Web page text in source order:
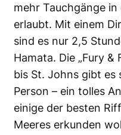
mehr Tauchgänge
erlaubt. Mit einem
sind es nur 2,5
Hamata. Die „Fury &
bis St. Johns gibt es
Person – ein tolles
einige der besten
Meeres erkunden